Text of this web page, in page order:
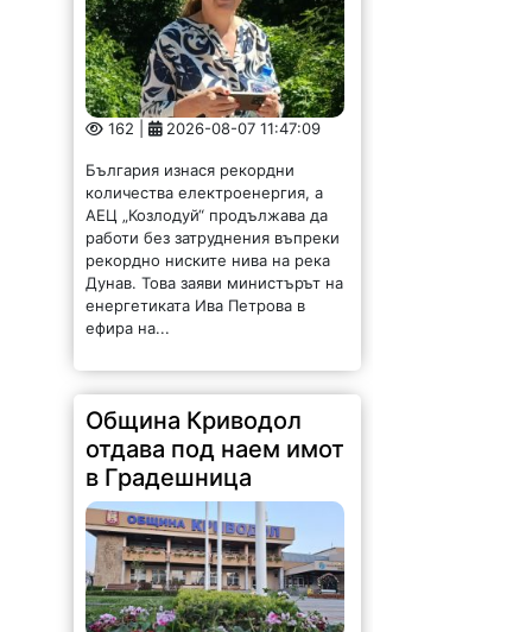
162 | 2026-08-07 11:47:09
България изнася рекордни
количества електроенергия, а
АЕЦ „Козлодуй“ продължава да
работи без затруднения въпреки
рекордно ниските нива на река
Дунав. Това заяви министърът на
енергетиката Ива Петрова в
ефира на...
Община Криводол
отдава под наем имот
в Градешница